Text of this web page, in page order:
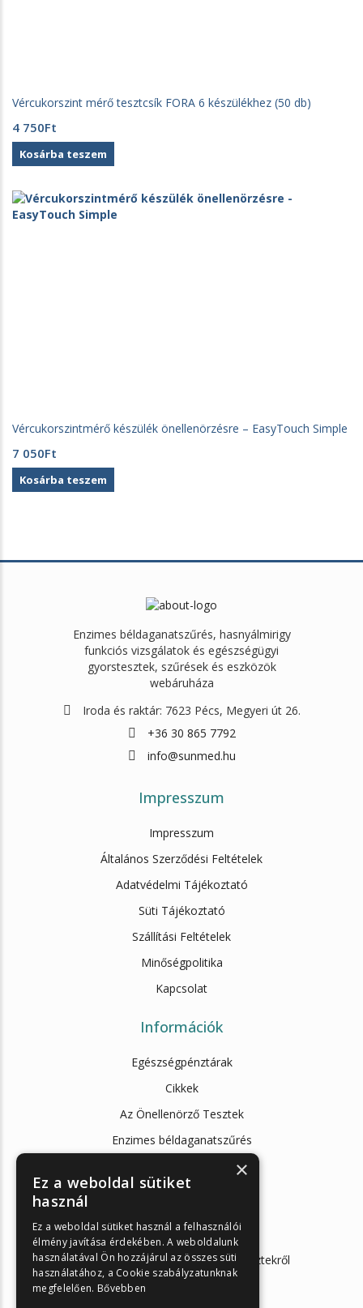
Vércukorszint mérő tesztcsík FORA 6 készülékhez (50 db)
4 750Ft
Kosárba teszem
Vércukorszintmérő készülék önellenörzésre – EasyTouch Simple
7 050Ft
Kosárba teszem
Enzimes béldaganatszűrés, hasnyálmirigy
funkciós vizsgálatok és egészségügyi
gyorstesztek, szűrések és eszközök
webáruháza
Iroda és raktár: 7623 Pécs, Megyeri út 26.
+36 30 865 7792
info@sunmed.hu
Impresszum
Impresszum
Általános Szerződési Feltételek
Adatvédelmi Tájékoztató
Süti Tájékoztató
Szállítási Feltételek
Minőségpolitika
Kapcsolat
Információk
Egészségpénztárak
Cikkek
Az Önellenörző Tesztek
Enzimes béldaganatszűrés
Mintavételi instrukciók
Enzimes béldaganatszűrés
Hasnyálmirigy funkciós gyorstesztekről
×
Ez a weboldal sütiket
használ
Ez a weboldal sütiket használ a felhasználói
élmény javítása érdekében. A weboldalunk
használatával Ön hozzájárul az összes süti
használatához, a Cookie szabályzatunknak
megfelelően. Bővebben